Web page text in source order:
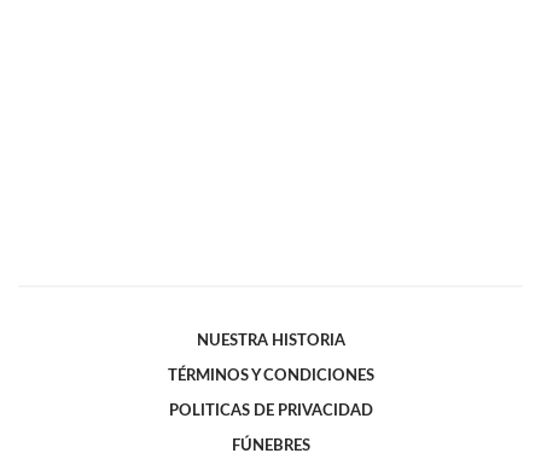
NUESTRA HISTORIA
TÉRMINOS Y CONDICIONES
POLITICAS DE PRIVACIDAD
FÚNEBRES